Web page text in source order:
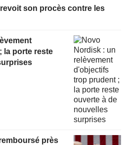
son procès contre les
la porte reste
près